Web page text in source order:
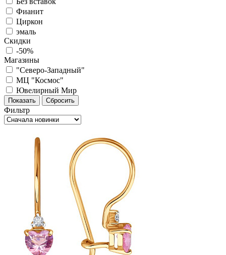
Фианит
Циркон
эмаль
Скидки
-50%
Магазины
"Северо-Западный"
МЦ "Космос"
Ювелирный Мир
Фильтр